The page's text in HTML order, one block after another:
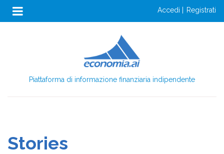
SaltaAnon
Menu
accedi registrati
Piattaforma di informazione finanziaria indipendente
Stories